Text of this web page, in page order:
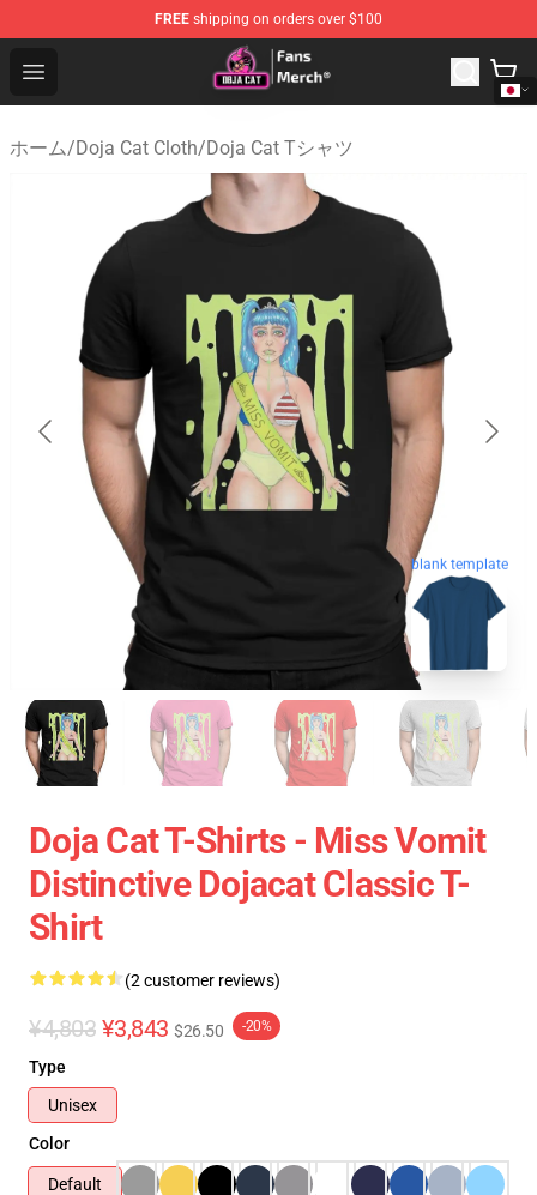
FREE shipping on orders over $100
Open menu
Doja Cat Store - Official Doja Cat Merchandise Shop
ホーム/Doja Cat Cloth/Doja Cat Tシャツ
blank template
Doja Cat T-Shirts - Miss Vomit
Distinctive Dojacat Classic T-
Shirt
(2 customer reviews)
¥4,803 ¥3,843 $26.50 -20%
Type
Unisex
Color
Default